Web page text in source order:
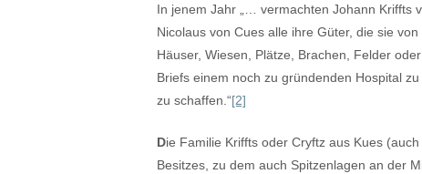
In jenem Jahr „… vermachten Johann Kriffts
Nicolaus von Cues alle ihre Güter, die sie
Häuser, Wiesen, Plätze, Brachen, Felder
Briefs einem noch zu gründenden Hospital
zu schaffen.“[2]
Die Familie Kriffts oder Cryftz aus Kues
Besitzes, zu dem auch Spitzenlagen an der